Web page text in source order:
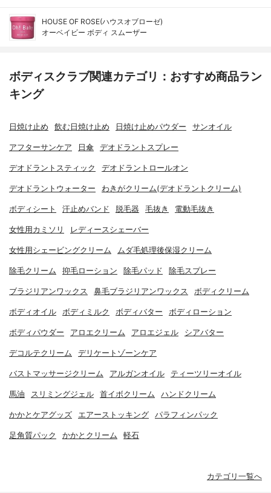
HOUSE OF ROSE(ハウスオブローゼ)
オーベイビー ボディ スムーザー
ボディスクラブ関連カテゴリ：おすすめ商品ラン
キング
日焼け止め 飲む日焼け止め 日焼け止めパウダー サンオイル
アフターサンケア 日傘 デオドラントスプレー
デオドラントスティック デオドラントロールオン
デオドラントウォーター わきがクリーム(デオドラントクリーム)
ボディシート 汗止めバンド 脱毛器 毛抜き 電動毛抜き
女性用カミソリ レディースシェーバー
女性用シェービングクリーム ムダ毛処理後保湿クリーム
除毛クリーム 抑毛ローション 除毛パッド 除毛スプレー
ブラジリアンワックス 鼻毛ブラジリアンワックス ボディクリーム
ボディオイル ボディミルク ボディバター ボディローション
ボディパウダー アロエクリーム アロエジェル シアバター
デコルテクリーム デリケートゾーンケア
バストマッサージクリーム アルガンオイル ティーツリーオイル
馬油 スリミングジェル 首イボクリーム ハンドクリーム
かかとケアグッズ エアーストッキング パラフィンパック
足角質パック かかとクリーム 軽石
カテゴリ一覧へ